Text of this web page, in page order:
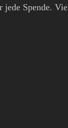
jede Spende.